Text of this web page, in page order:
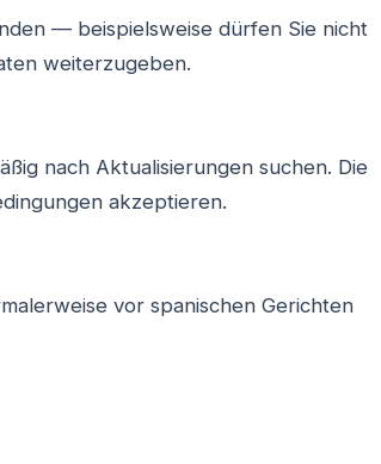
— beispielsweise dürfen Sie nicht
weiterzugeben.
nach Aktualisierungen suchen. Die
akzeptieren.
vor spanischen Gerichten